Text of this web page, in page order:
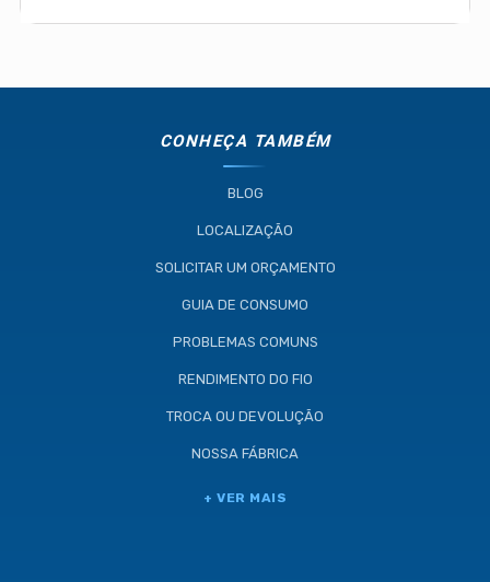
CONHEÇA TAMBÉM
BLOG
LOCALIZAÇÃO
SOLICITAR UM ORÇAMENTO
GUIA DE CONSUMO
PROBLEMAS COMUNS
RENDIMENTO DO FIO
TROCA OU DEVOLUÇÃO
NOSSA FÁBRICA
+ VER MAIS